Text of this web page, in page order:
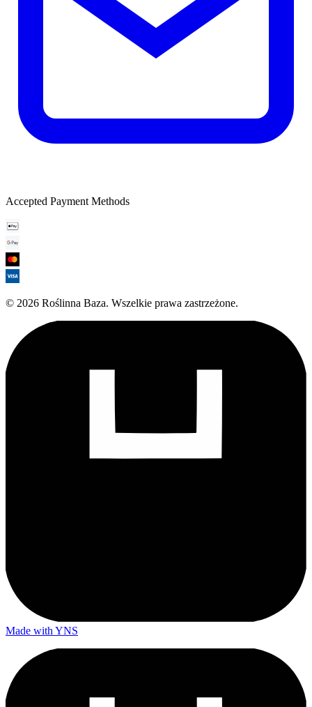
Accepted Payment Methods
© 2026 Roślinna Baza. Wszelkie prawa zastrzeżone.
Made with YNS